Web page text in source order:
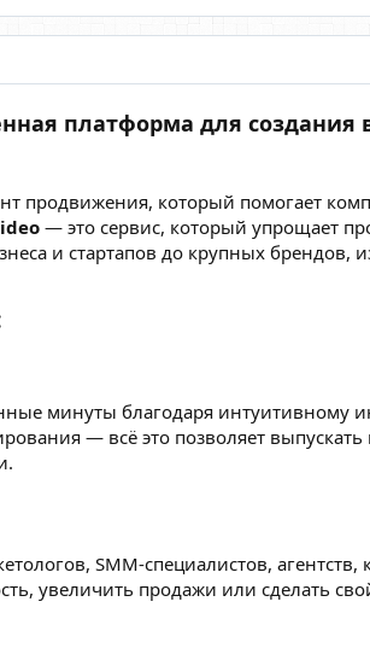
платформа для создания
продвижения, который помогает
— это сервис, который упрощает
и стартапов до крупных брендов,
минуты благодаря интуитивному
— всё это позволяет
SMM-специалистов,
увеличить продажи или сделать